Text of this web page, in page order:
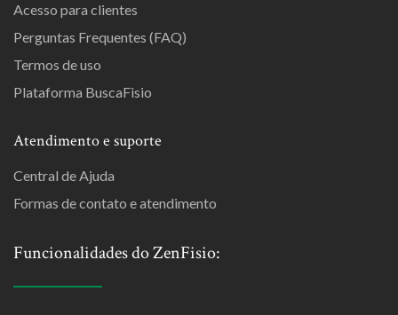
Acesso para clientes
Perguntas Frequentes (FAQ)
Termos de uso
Plataforma BuscaFisio
Atendimento e suporte
Central de Ajuda
Formas de contato e atendimento
Funcionalidades do ZenFisio: